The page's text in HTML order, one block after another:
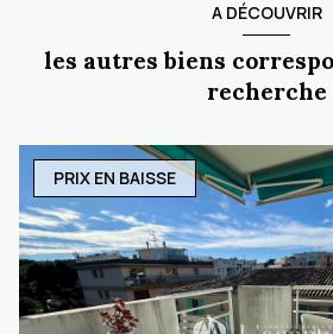
A DÉCOUVRIR
les autres biens
recherche
PRIX EN BAISSE